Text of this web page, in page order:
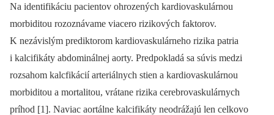
Na identifikáciu pacientov ohrozených kardiovaskulárnou
morbiditou rozoznávame viacero rizikových faktorov.
K nezávislým prediktorom kardiovaskulárneho rizika patria
i kalcifikáty abdominálnej aorty. Predpokladá sa súvis medzi
rozsahom kalc­fikácií arteriálnych stien a kardiovaskulárnou
morbiditou a mortalitou, vrátane rizika cerebrovaskulárnych
príhod [1]. Naviac aortálne kalcifikáty neodrážajú len celkovo